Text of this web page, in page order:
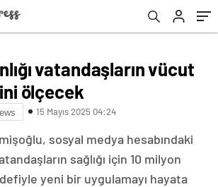
vatandaşların vücut
ölçecek
15 Mayıs 2025 04:24
sosyal medya hesabındaki
sağlığı için 10 milyon
yeni bir uygulamayı hayata